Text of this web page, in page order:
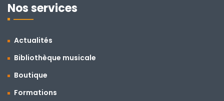
Nos services
Actualités
Bibliothèque musicale
Boutique
Formations